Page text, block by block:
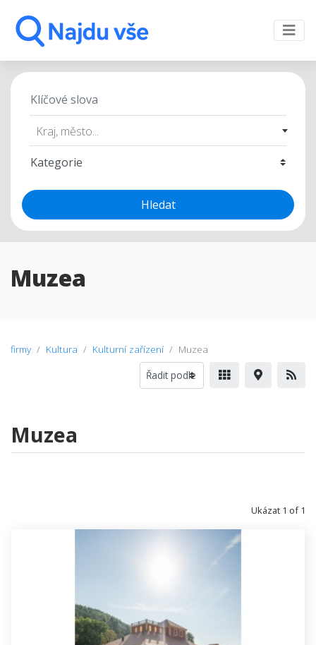
Kraj, město...
Hledat
Muzea
firmy Kultura Kulturní zařízení Muzea
Muzea
Ukázat 1 of 1